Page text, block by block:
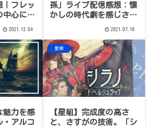
｜フレッ
中心に立
2021.12.04
孫」ライブ配信感想：懐
かしの時代劇を感じさせ
2021.07.16
魅力を感
・アルコ
星組
【星組】完成度の高さ
と、さすがの技術。「シ